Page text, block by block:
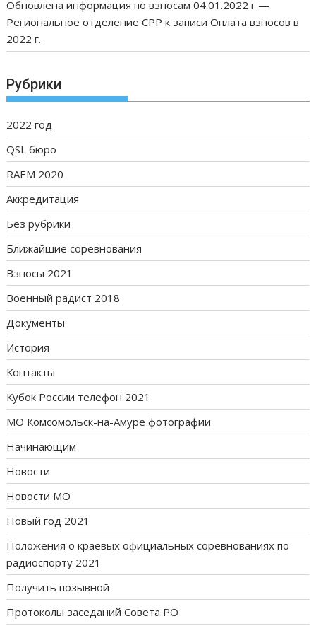
Обновлена информация по взносам 04.01.2022 г —
Региональное отделение СРР к записиОплата взносов в
2022 г.
Рубрики
2022 год
QSL бюро
RAEM 2020
Аккредитация
Без рубрики
Ближайшие соревнования
Взносы 2021
Военный радист 2018
Документы
История
Контакты
Кубок России телефон 2021
МО Комсомольск-на-Амуре фотографии
Начинающим
Новости
Новости МО
Новый год 2021
Положения о краевых официальных соревнованиях по
радиоспорту 2021
Получить позывной
Протоколы заседаний Совета РО